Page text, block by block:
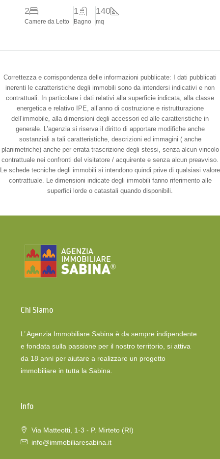
2
Camere da Letto
1
Bagno
140
mq
Correttezza e corrispondenza delle informazioni pubblicate: I dati pubblicati
inerenti le caratteristiche degli immobili sono da intendersi indicativi e non
contrattuali. In particolare i dati relativi alla superficie indicata, alla classe
energetica e relativo IPE, all’anno di costruzione e ristrutturazione
dell’immobile, alla dimensioni degli accessori ed alle caratteristiche in
generale. L’agenzia si riserva il diritto di apportare modifiche anche
sostanziali a tali caratteristiche, descrizioni ed immagini ( anche
planimetriche) anche per errata trascrizione degli stessi, senza alcun vincolo
contrattuale nei confronti del visitatore / acquirente e senza alcun preavviso.
Le schede tecniche degli immobili si intendono quindi prive di qualsiasi valore
contrattuale. Le dimensioni indicate degli immobili fanno riferimento alle
superfici lorde o catastali quando disponibili.
Chi Siamo
L’ Agenzia Immobiliare Sabina è da sempre indipendente
e fondata sulla passione per il nostro territorio, si attiva
da 18 anni per aiutare a realizzare un progetto
immobiliare in tutta la Sabina.
Info
Via Matteotti, 1-3 - P. Mirteto (RI)
info@immobiliaresabina.it